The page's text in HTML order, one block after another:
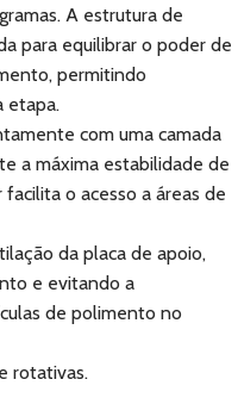
A estrutura de
para equilibrar o poder de
permitindo
etapa.
com uma camada
a máxima estabilidade de
o acesso a áreas de
da placa de apoio,
e evitando a
de polimento no
rotativas.